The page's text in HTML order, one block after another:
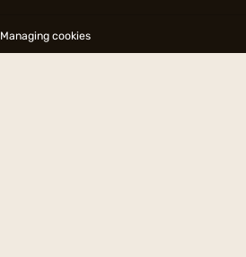
Managing cookies